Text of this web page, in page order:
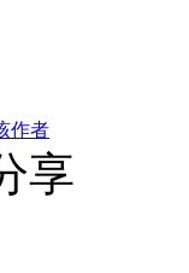
作者
享